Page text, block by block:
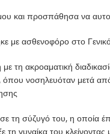
και προσπάθησα να
με ασθενοφόρο στο
τη ακροαματική
όπου νοσηλευόταν μετά
τη σύζυγό του, η οποία
τη γυναίκα του